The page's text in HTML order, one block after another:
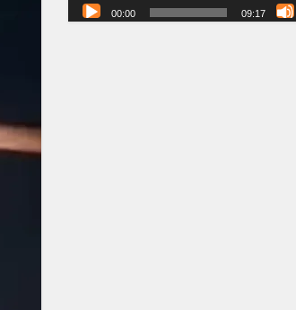
00:00 09:17